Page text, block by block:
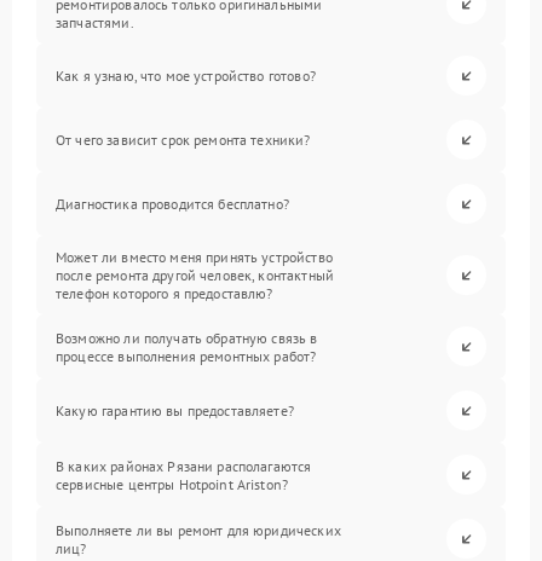
ремонтировалось только оригинальными
запчастями.
Как я узнаю, что мое устройство готово?
От чего зависит срок ремонта техники?
Диагностика проводится бесплатно?
Может ли вместо меня принять устройство
после ремонта другой человек, контактный
телефон которого я предоставлю?
Возможно ли получать обратную связь в
процессе выполнения ремонтных работ?
Какую гарантию вы предоставляете?
В каких районах Рязани располагаются
сервисные центры Hotpoint Ariston?
Выполняете ли вы ремонт для юридических
лиц?